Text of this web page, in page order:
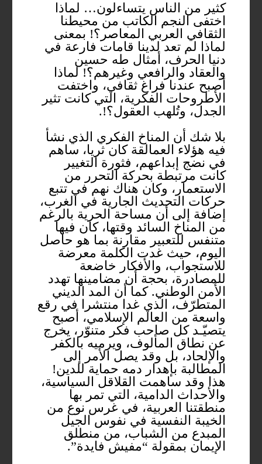
كثير من الناس يتساءلون… لماذا
اختفى النجم الكاتب من محيطنا
الثقافي العربي المعاصر؟! بمعنى
لماذا لم تعد لدينا قامات فارعة في
دنيا الحرف، أمثال طه حسين
والعقاد والرافعي وغيرهم؟! لماذا
أصبح عندنا فراغ ثقافي، واختفت
الأطروحات الفكرية، التي كانت تثير
الجدل، وتُلهب العقول؟!.
بلا شك أن المناخ الفكري الذي نشأ
فيه هؤلاء العمالقة كان ثريا، ساهم
في نضج إبداعهم، فثورة التغيير
كانت مرتبطة بحركة التحرر من
الاستعمار، وكان هناك نهم في تتبع
حركات التحديث الجارية في الغرب،
إضافة إلى أن مساحة الحرية بالرغم
من المناخ السائد وقتها، كان فيها
متنفس للتعبير مقارنة بما هو حاصل
اليوم، حيث غدت الكلمة معرضة
للاستجواب، والأفكار خاضعة
للمصادرة، بحجة أن مضامينها تهدد
الأمن الوطني. كما أن المد الديني
المتطرّف، الذي غدا منتشرا في رقع
واسعة من العالم الإسلامي، أصبح
يتصيّـد كل صاحب فكر متنوّر، يخرج
عن نطاق المألوف، ويرميه بالكفر
والإلحاد، بل وقد يصل الأمر إلى
المطالبة بإهدار دمه حماية للدين!
هذا وقد ساهمت القلاقل السياسية،
والأحداث الدامية، التي تمر بها
منطقتنا العربية، في غرس نوع من
الخيبة النفسية في نفوس الجيل
المبدع من الشباب، من منطلق
الإيمان بمقولة “مفيش فايدة”.